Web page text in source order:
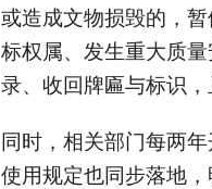
或造成文物损毁的，
标权属、发生重大质
录、收回牌匾与标识，
同时，相关部门每两
使用规定也同步落地